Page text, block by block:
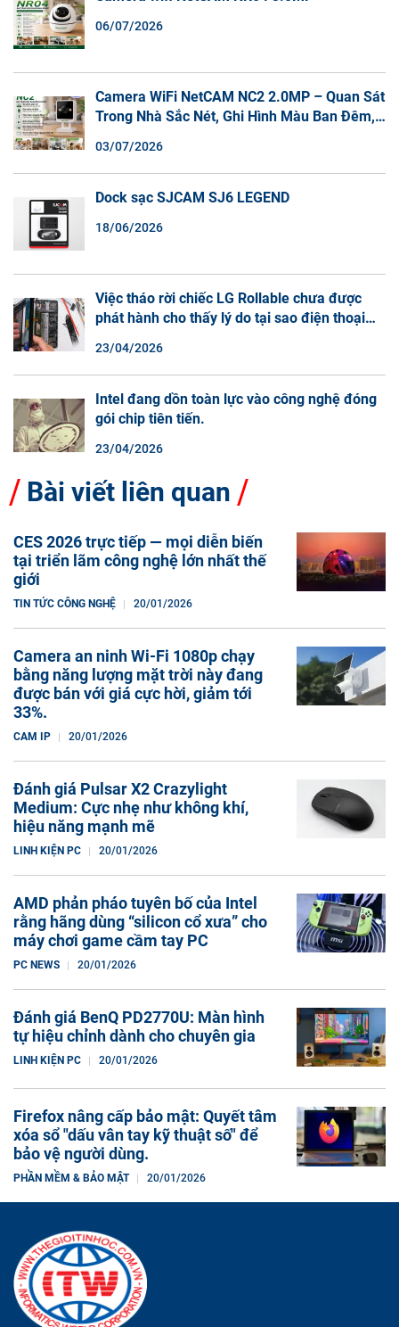
06/07/2026
Camera WiFi NetCAM NC2 2.0MP – Quan Sát
Trong Nhà Sắc Nét, Ghi Hình Màu Ban Đêm,
03/07/2026
Dock sạc SJCAM SJ6 LEGEND
18/06/2026
Việc tháo rời chiếc LG Rollable chưa được
phát hành cho thấy lý do tại sao điện thoại
23/04/2026
Intel đang dồn toàn lực vào công nghệ đóng
gói chip tiên tiến.
23/04/2026
Bài viết liên quan
CES 2026 trực tiếp — mọi diễn biến
tại triển lãm công nghệ lớn nhất thế
giới
TIN TỨC CÔNG NGHỆ 20/01/2026
Camera an ninh Wi-Fi 1080p chạy
bằng năng lượng mặt trời này đang
được bán với giá cực hời, giảm tới
33%.
CAM IP 20/01/2026
Đánh giá Pulsar X2 Crazylight
Medium: Cực nhẹ như không khí,
hiệu năng mạnh mẽ
LINH KIỆN PC 20/01/2026
AMD phản pháo tuyên bố của Intel
rằng hãng dùng “silicon cổ xưa” cho
máy chơi game cầm tay PC
PC NEWS 20/01/2026
Đánh giá BenQ PD2770U: Màn hình
tự hiệu chỉnh dành cho chuyên gia
LINH KIỆN PC 20/01/2026
Firefox nâng cấp bảo mật: Quyết tâm
xóa sổ "dấu vân tay kỹ thuật số" để
bảo vệ người dùng.
PHẦN MỀM & BẢO MẬT 20/01/2026